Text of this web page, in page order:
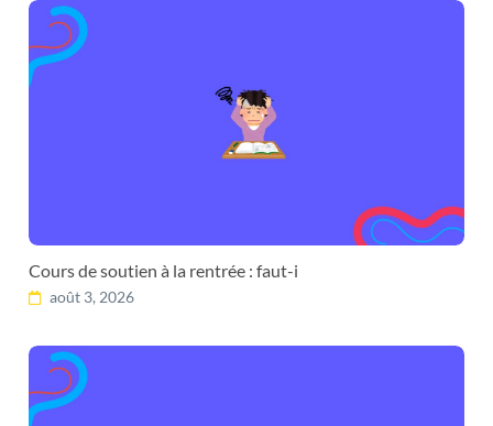
Cours de soutien à la rentrée : faut-i
août 3, 2026